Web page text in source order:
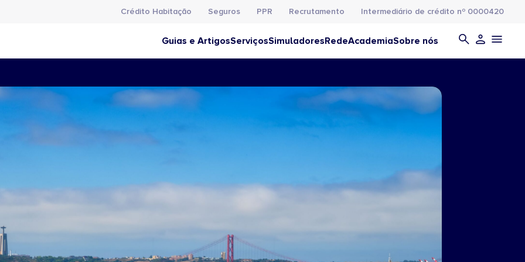
Crédito Habitação Seguros PPR Recrutamento Intermediário de crédito nº 0000420
Guias e ArtigosServiçosSimuladoresRedeAcademiaSobre nós